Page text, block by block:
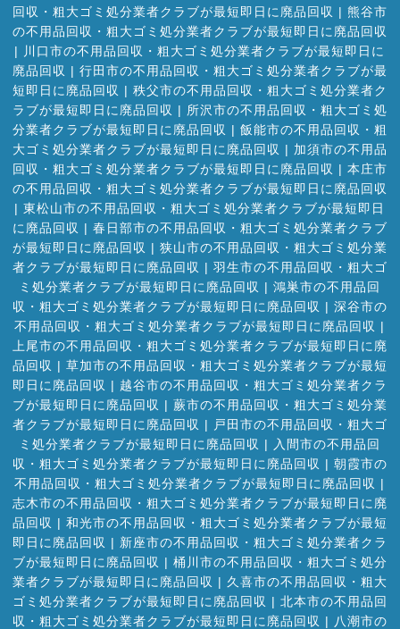
回収・粗大ゴミ処分業者クラブが最短即日に廃品回収 | 熊谷市
の不用品回収・粗大ゴミ処分業者クラブが最短即日に廃品回収
|
川口市の不用品回収・粗大ゴミ処分業者クラブが最短即日に
廃品回収 | 行田市の不用品回収・粗大ゴミ処分業者クラブが最
短即日に廃品回収 | 秩父市の不用品回収・粗大ゴミ処分業者ク
ラブが最短即日に廃品回収 | 所沢市の不用品回収・粗大ゴミ処
分業者クラブが最短即日に廃品回収 | 飯能市の不用品回収・粗
大ゴミ処分業者クラブが最短即日に廃品回収 | 加須市の不用品
回収・粗大ゴミ処分業者クラブが最短即日に廃品回収 | 本庄市
の不用品回収・粗大ゴミ処分業者クラブが最短即日に廃品回収
| 東松山市の不用品回収・粗大ゴミ処分業者クラブが最短即日
に廃品回収 | 春日部市の不用品回収・粗大ゴミ処分業者クラブ
が最短即日に廃品回収 | 狭山市の不用品回収・粗大ゴミ処分業
者クラブが最短即日に廃品回収 | 羽生市の不用品回収・粗大ゴ
ミ処分業者クラブが最短即日に廃品回収 | 鴻巣市の不用品回
収・粗大ゴミ処分業者クラブが最短即日に廃品回収 | 深谷市の
不用品回収・粗大ゴミ処分業者クラブが最短即日に廃品回収 |
上尾市の不用品回収・粗大ゴミ処分業者クラブが最短即日に廃
品回収 | 草加市の不用品回収・粗大ゴミ処分業者クラブが最短
即日に廃品回収 | 越谷市の不用品回収・粗大ゴミ処分業者クラ
ブが最短即日に廃品回収 | 蕨市の不用品回収・粗大ゴミ処分業
者クラブが最短即日に廃品回収 |
戸田市の不用品回収・粗大ゴ
ミ処分業者クラブが最短即日に廃品回収 |
入間市の不用品回
収・粗大ゴミ処分業者クラブが最短即日に廃品回収 | 朝霞市の
不用品回収・粗大ゴミ処分業者クラブが最短即日に廃品回収 |
志木市の不用品回収・粗大ゴミ処分業者クラブが最短即日に廃
品回収 | 和光市の不用品回収・粗大ゴミ処分業者クラブが最短
即日に廃品回収 | 新座市の不用品回収・粗大ゴミ処分業者クラ
ブが最短即日に廃品回収 | 桶川市の不用品回収・粗大ゴミ処分
業者クラブが最短即日に廃品回収 | 久喜市の不用品回収・粗大
ゴミ処分業者クラブが最短即日に廃品回収 | 北本市の不用品回
収・粗大ゴミ処分業者クラブが最短即日に廃品回収 | 八潮市の